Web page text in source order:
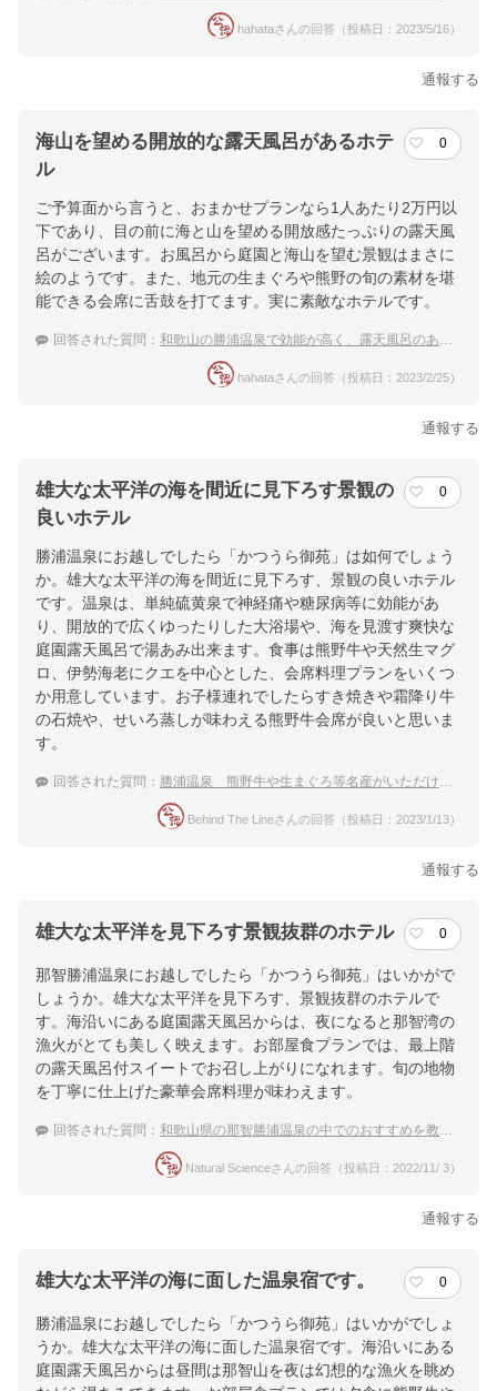
hahataさんの回答（投稿日：2023/5/16）
通報する
海山を望める開放的な露天風呂があるホテ
ル
0
ご予算面から言うと、おまかせプランなら1人あたり2万円以
下であり、目の前に海と山を望める開放感たっぷりの露天風
呂がございます。お風呂から庭園と海山を望む景観はまさに
絵のようです。また、地元の生まぐろや熊野の旬の素材を堪
能できる会席に舌鼓を打てます。実に素敵なホテルです。
回答された質問： 和歌山の勝浦温泉で効能が高く、露天風呂のある温泉宿を教えて！
hahataさんの回答（投稿日：2023/2/25）
通報する
雄大な太平洋の海を間近に見下ろす景観の
良いホテル
0
勝浦温泉にお越しでしたら「かつうら御苑」は如何でしょう
か。雄大な太平洋の海を間近に見下ろす、景観の良いホテル
です。温泉は、単純硫黄泉で神経痛や糖尿病等に効能があ
り、開放的で広くゆったりした大浴場や、海を見渡す爽快な
庭園露天風呂で湯あみ出来ます。食事は熊野牛や天然生マグ
ロ、伊勢海老にクエを中心とした、会席料理プランをいくつ
か用意しています。お子様連れでしたらすき焼きや霜降り牛
の石焼や、せいろ蒸しが味わえる熊野牛会席が良いと思いま
す。
回答された質問： 勝浦温泉 熊野牛や生まぐろ等名産がいただける夏旅おすすめの宿は？
Behind The Lineさんの回答（投稿日：2023/1/13）
通報する
雄大な太平洋を見下ろす景観抜群のホテル 0
那智勝浦温泉にお越しでしたら「かつうら御苑」はいかがで
しょうか。雄大な太平洋を見下ろす、景観抜群のホテルで
す。海沿いにある庭園露天風呂からは、夜になると那智湾の
漁火がとても美しく映えます。お部屋食プランでは、最上階
の露天風呂付スイートでお召し上がりになれます。旬の地物
を丁寧に仕上げた豪華会席料理が味わえます。
回答された質問： 和歌山県の那智勝浦温泉の中でのおすすめを教えてほしい
Natural Scienceさんの回答（投稿日：2022/11/ 3）
通報する
雄大な太平洋の海に面した温泉宿です。 0
勝浦温泉にお越しでしたら「かつうら御苑」はいかがでしょ
うか。雄大な太平洋の海に面した温泉宿です。海沿いにある
庭園露天風呂からは昼間は那智山を夜は幻想的な漁火を眺め